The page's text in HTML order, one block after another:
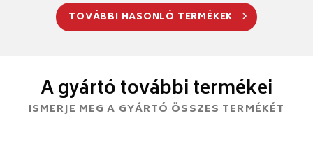
TOVÁBBI HASONLÓ TERMÉKEK
A gyártó további termékei
ISMERJE MEG A GYÁRTÓ ÖSSZES TERMÉKÉT